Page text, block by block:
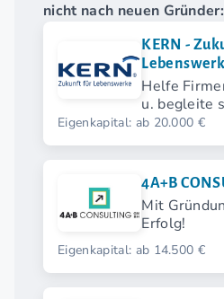
nicht nach neuen
KERN -
Helfe
u. begleite
Eigenkapital: ab 20.000 €
4A+B
Mit
Erfolg!
Eigenkapital: ab 14.500 €